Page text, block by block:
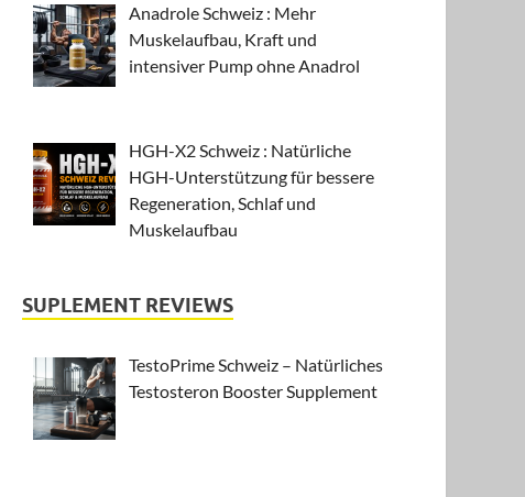
Anadrole Schweiz : Mehr
Muskelaufbau, Kraft und
intensiver Pump ohne Anadrol
HGH-X2 Schweiz : Natürliche
HGH-Unterstützung für bessere
Regeneration, Schlaf und
Muskelaufbau
SUPLEMENT REVIEWS
TestoPrime Schweiz – Natürliches
Testosteron Booster Supplement